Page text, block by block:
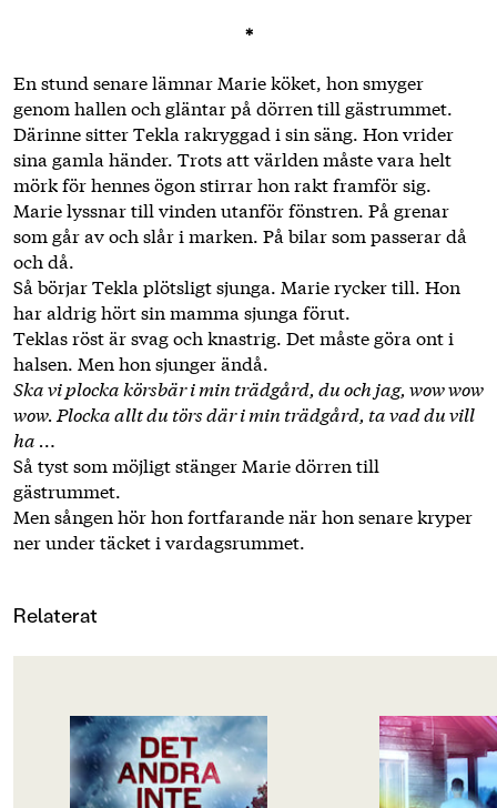
*
En stund senare lämnar Marie köket, hon smyger
genom hallen och gläntar på dörren till gästrummet.
Därinne sitter Tekla rakryggad i sin säng. Hon vrider
sina gamla händer. Trots att världen måste vara helt
mörk för hennes ögon stirrar hon rakt framför sig.
Marie lyssnar till vinden utanför fönstren. På grenar
som går av och slår i marken. På bilar som passerar då
och då.
Så börjar Tekla plötsligt sjunga. Marie rycker till. Hon
har aldrig hört sin mamma sjunga förut.
Teklas röst är svag och knastrig. Det måste göra ont i
halsen. Men hon sjunger ändå.
Ska vi plocka körsbär i min trädgård, du och jag, wow wow
wow. Plocka allt du törs där i min trädgård, ta vad du vill
ha …
Så tyst som möjligt stänger Marie dörren till
gästrummet.
Men sången hör hon fortfarande när hon senare kryper
ner under täcket i vardagsrummet.
Relaterat
OM BOKEN
Tove har just hoppat av gymnasiet.
Tillsammans med sin syster Vivi
OM BOKEN
Jag ryser till så fort
nattluften glider in